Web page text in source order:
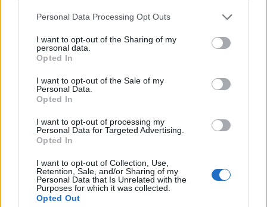
Please note that this website/app uses one or more Google
not limited to your visit or usage behaviour. You may click to
grant or deny consent to Google and its third-party tags to
use your data for below specified purposes in below Google
consent section.
Personal Data Processing Opt Outs
I want to opt-out of the Sharing of my
personal data.
Opted In
I want to opt-out of the Sale of my
Personal Data.
Opted In
I want to opt-out of processing my
Personal Data for Targeted Advertising.
Opted In
I want to opt-out of Collection, Use,
Retention, Sale, and/or Sharing of my
Personal Data that Is Unrelated with the
Purposes for which it was collected.
Opted Out
Su WhatsApp al numero +39
345 356 7512
Notizie in tempo reale?
GalluraOggi.it
Ricevi le nostre ultime news